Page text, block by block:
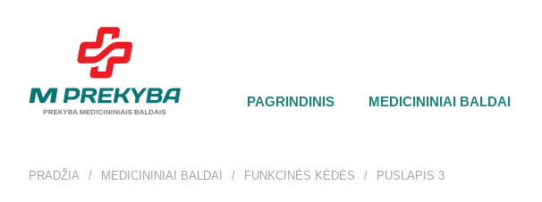
PAGRINDINIS MEDICININIAI BALDAI
PRADŽIA MEDICININIAI BALDAI FUNKCINĖS KĖDĖS PUSLAPIS 3